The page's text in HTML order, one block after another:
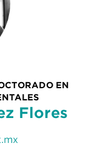
EN
Flores